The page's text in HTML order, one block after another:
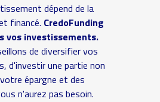
dépend de la
financé. CredoFunding
vos investissements.
de diversifier vos
d'investir une partie non
épargne et des
n'aurez pas besoin.